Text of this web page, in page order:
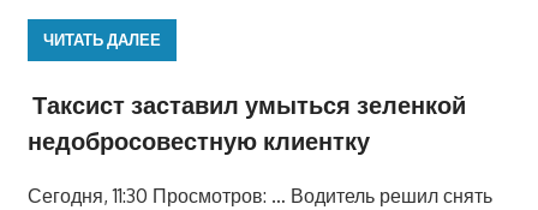
ЧИТАТЬ ДАЛЕЕ
Таксист заставил умыться зеленкой
недобросовестную клиентку
Сегодня, 11:30 Просмотров: … Водитель решил снять